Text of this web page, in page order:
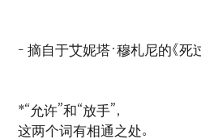
- 摘自于艾妮塔·穆札尼的《死
*“允许”和“放手”，
这两个词有相通之处。